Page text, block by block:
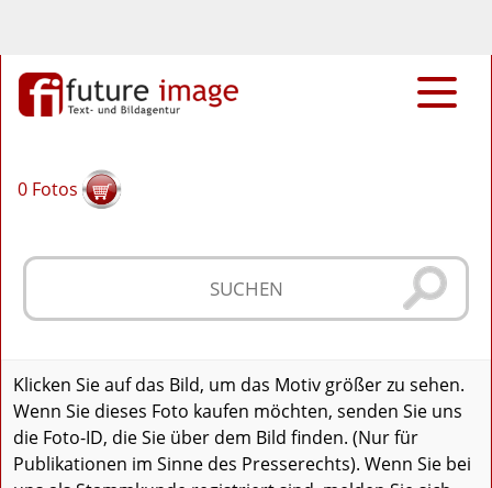
0 Fotos
Klicken Sie auf das Bild, um das Motiv größer zu sehen.
Wenn Sie dieses Foto kaufen möchten, senden Sie uns
die Foto-ID, die Sie über dem Bild finden. (Nur für
Publikationen im Sinne des Presserechts). Wenn Sie bei